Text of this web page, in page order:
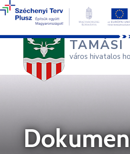
+36 74 570 800
TAMÁSI
város hivatalos